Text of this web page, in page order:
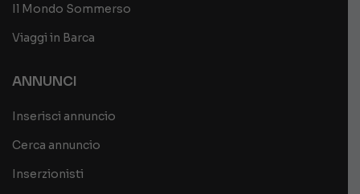
Il Mondo Sommerso
Viaggi in Barca
ANNUNCI
Inserisci annuncio
Cerca annuncio
Inserzionisti